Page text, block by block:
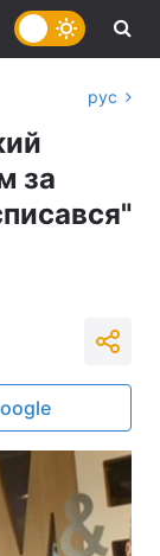
рус
за